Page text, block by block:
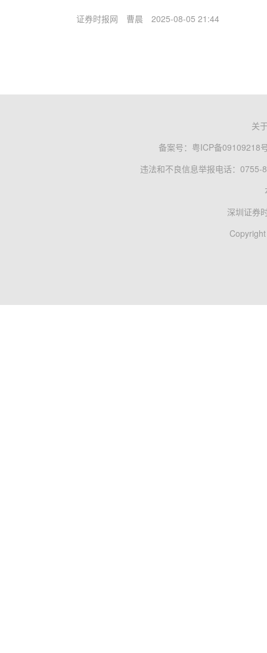
证券时报网 曹晨 2025-08-05 21:44
关
备案号： 粤ICP备09109218
违法和不良信息举报电话：0755-
深圳证券